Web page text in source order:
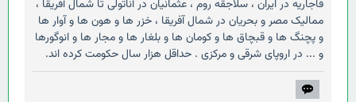
قاجاریه در ایران ، سلاجقه روم ، عثمانیان در آناتولی تا شمال آفریقا ،
ممالیک مصر و بحریان در شمال آفریقا ، خزر ها و هون ها و آوار ها
و پچنگ ها و قبچاق ها و کومان ها و بلغار ها و مجار ها و انوگورها
و ... در اروپای شرقی و مرکزی . حداقل هزار سال حکومت کرده اند.